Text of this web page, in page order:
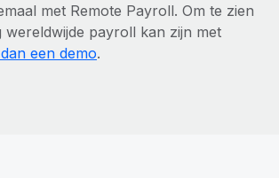
met Remote Payroll. Om te zien
wereldwijde payroll kan zijn met
een demo.